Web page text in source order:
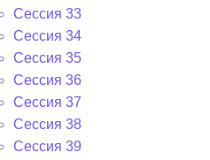
Сессия 33
Сессия 34
Сессия 35
Сессия 36
Сессия 37
Сессия 38
Сессия 39